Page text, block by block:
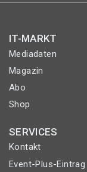
IT-MARKT
Mediadaten
Magazin
Abo
Shop
SERVICES
Kontakt
Event-Plus-Eintrag